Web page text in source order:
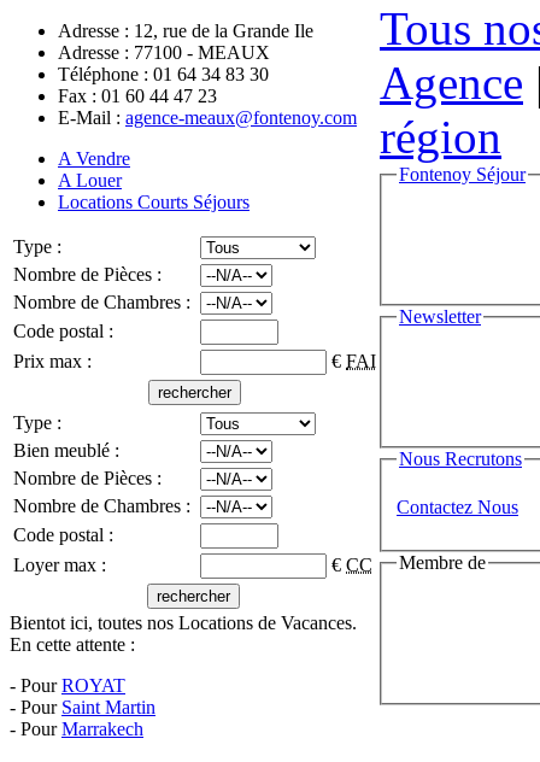
Adresse : 12, rue de la Grande Ile
Adresse : 77100 - MEAUX
Téléphone : 01 64 34 83 30
Fax : 01 60 44 47 23
E-Mail : agence-meaux@fontenoy.com
A Vendre
A Louer
Locations Courts Séjours
Type :
Nombre de Pièces :
Nombre de Chambres :
Code postal :
Prix max :
€ FAI
Type :
Bien meublé :
Nombre de Pièces :
Nombre de Chambres :
Code postal :
Loyer max :
€ CC
Bientot ici, toutes nos Locations de Vacances.
En cette attente :
- PourROYAT
- Pour Saint Martin
- PourMarrakech
Tous
Agence
région
Fontenoy Séjour
Newsletter
Nous Recrutons
Contactez Nous
Membre de